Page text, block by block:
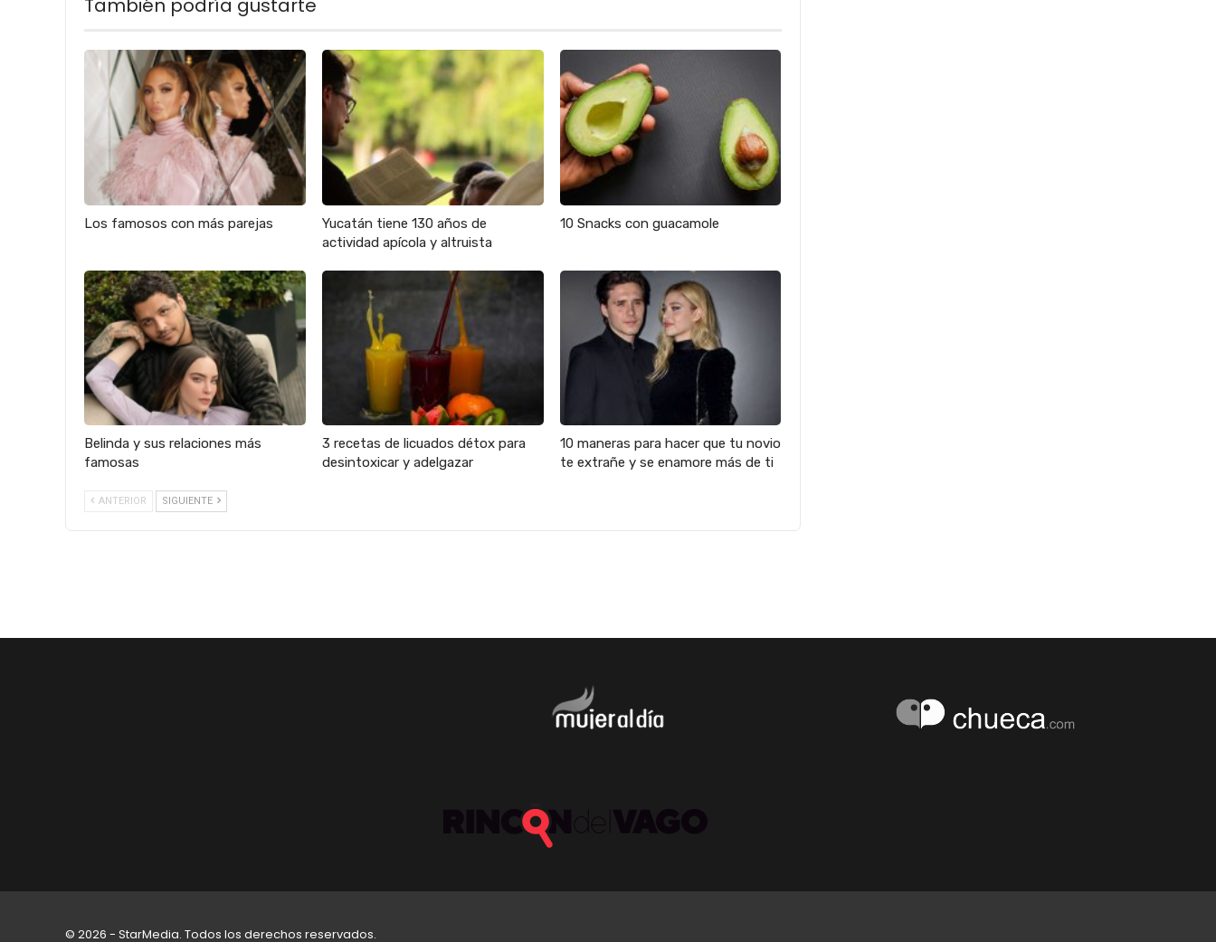
También podría gustarte
Los famosos con más parejas
Yucatán tiene 130 años de
actividad apícola y altruista
10 Snacks con guacamole
Belinda y sus relaciones más
famosas
3 recetas de licuados détox para
desintoxicar y adelgazar
10 maneras para hacer que tu novio
te extrañe y se enamore más de ti
ANTERIOR SIGUIENTE
© 2026 - StarMedia. Todos los derechos reservados.